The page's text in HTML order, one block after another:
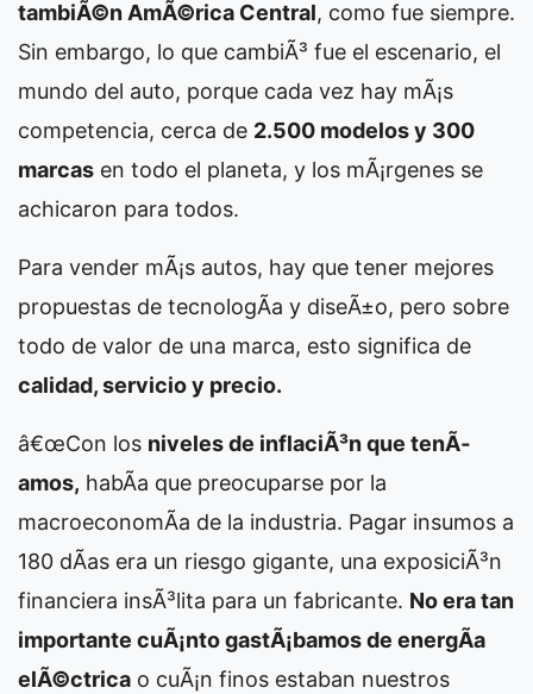
tambiÃ©n AmÃ©rica Central, como fue siempre.
Sin embargo, lo que cambiÃ³ fue el escenario, el
mundo del auto, porque cada vez hay mÃ¡s
competencia, cerca de 2.500 modelos y 300
marcas en todo el planeta, y los mÃ¡rgenes se
achicaron para todos.
Para vender mÃ¡s autos, hay que tener mejores
propuestas de tecnologÃ­a y diseÃ±o, pero sobre
todo de valor de una marca, esto significa de
calidad, servicio y precio.
â€œCon los niveles de inflaciÃ³n que tenÃ­
amos, habÃ­a que preocuparse por la
macroeconomÃ­a de la industria. Pagar insumos a
180 dÃ­as era un riesgo gigante, una exposiciÃ³n
financiera insÃ³lita para un fabricante. No era tan
importante cuÃ¡nto gastÃ¡bamos de energÃ­a
elÃ©ctrica o cuÃ¡n finos estaban nuestros